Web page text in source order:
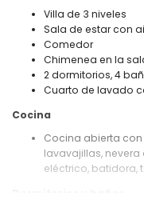
Villa de 3 niveles
Sala de estar con
Comedor
Chimenea en la
2 dormitorios, 4
Cuarto de lavado
Cocina
Cocina abierta
lavavajillas,
eléctrico, batidora,